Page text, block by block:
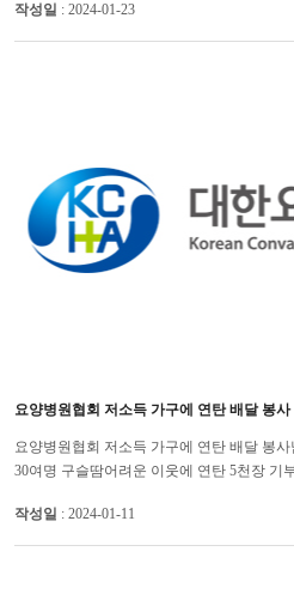
작성일 : 2024-01-23
요양병원협회 저소득 가구에 연탄 배달 봉사
요양병원협회 저소득 가구에 연탄 배달 봉
30여명 구슬땀어려운 이웃에 연탄 5천장 기
작성일 : 2024-01-11